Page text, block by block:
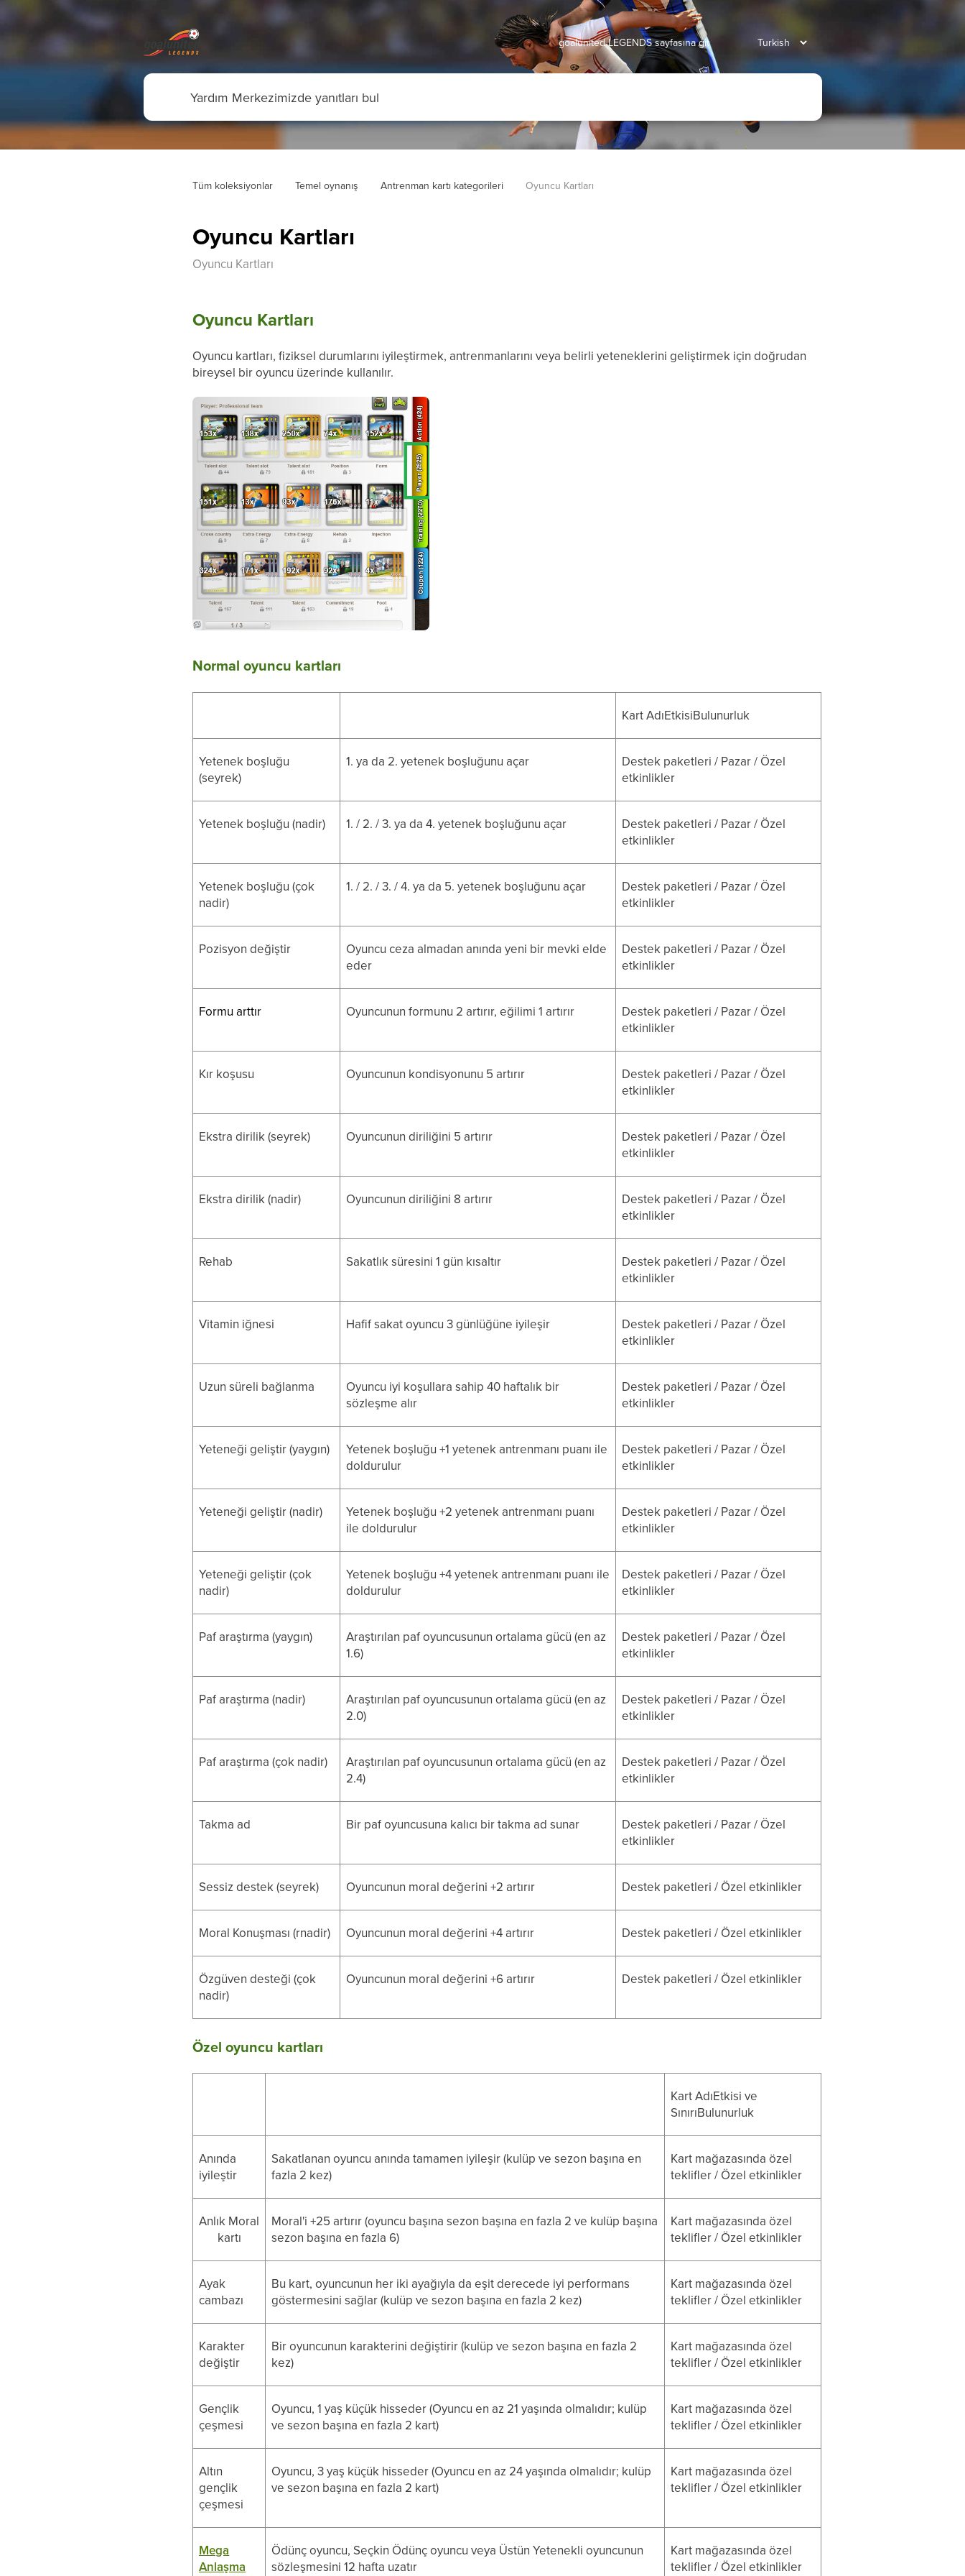
goalunited LEGENDS sayfasına git
Tüm koleksiyonlar Temel oynanış Antrenman kartı kategorileri Oyuncu Kartları
Oyuncu Kartları
Oyuncu Kartları
Oyuncu Kartları
Oyuncu kartları, fiziksel durumlarını iyileştirmek, antrenmanlarını veya belirli yeteneklerini geliştirmek için doğrudan
bireysel bir oyuncu üzerinde kullanılır.
Normal oyuncu kartları
Kart AdıEtkisiBulunurluk
Yetenek boşluğu
(seyrek)
1. ya da 2. yetenek boşluğunu açar
Destek paketleri / Pazar / Özel
etkinlikler
Yetenek boşluğu (nadir) 1. / 2. / 3. ya da 4. yetenek boşluğunu açar
Destek paketleri / Pazar / Özel
etkinlikler
Yetenek boşluğu (çok
nadir)
1. / 2. / 3. / 4. ya da 5. yetenek boşluğunu açar
Destek paketleri / Pazar / Özel
etkinlikler
Pozisyon değiştir
Oyuncu ceza almadan anında yeni bir mevki elde
eder
Destek paketleri / Pazar / Özel
etkinlikler
Formu arttır Oyuncunun formunu 2 artırır, eğilimi 1 artırır
Destek paketleri / Pazar / Özel
etkinlikler
Kır koşusu Oyuncunun kondisyonunu 5 artırır
Destek paketleri / Pazar / Özel
etkinlikler
Ekstra dirilik (seyrek) Oyuncunun diriliğini 5 artırır
Destek paketleri / Pazar / Özel
etkinlikler
Ekstra dirilik (nadir) Oyuncunun diriliğini 8 artırır
Destek paketleri / Pazar / Özel
etkinlikler
Rehab Sakatlık süresini 1 gün kısaltır
Destek paketleri / Pazar / Özel
etkinlikler
Vitamin iğnesi Hafif sakat oyuncu 3 günlüğüne iyileşir
Destek paketleri / Pazar / Özel
etkinlikler
Uzun süreli bağlanma
Oyuncu iyi koşullara sahip 40 haftalık bir
sözleşme alır
Destek paketleri / Pazar / Özel
etkinlikler
Yeteneği geliştir (yaygın)
Yetenek boşluğu +1 yetenek antrenmanı puanı ile
doldurulur
Destek paketleri / Pazar / Özel
etkinlikler
Yeteneği geliştir (nadir)
Yetenek boşluğu +2 yetenek antrenmanı puanı
ile doldurulur
Destek paketleri / Pazar / Özel
etkinlikler
Yeteneği geliştir (çok
nadir)
Yetenek boşluğu +4 yetenek antrenmanı puanı ile
doldurulur
Destek paketleri / Pazar / Özel
etkinlikler
Paf araştırma (yaygın)
Araştırılan paf oyuncusunun ortalama gücü (en az
1.6)
Destek paketleri / Pazar / Özel
etkinlikler
Paf araştırma (nadir)
Araştırılan paf oyuncusunun ortalama gücü (en az
2.0)
Destek paketleri / Pazar / Özel
etkinlikler
Paf araştırma (çok nadir)
Araştırılan paf oyuncusunun ortalama gücü (en az
2.4)
Destek paketleri / Pazar / Özel
etkinlikler
Takma ad Bir paf oyuncusuna kalıcı bir takma ad sunar
Destek paketleri / Pazar / Özel
etkinlikler
Sessiz destek (seyrek) Oyuncunun moral değerini +2 artırır Destek paketleri / Özel etkinlikler
Moral Konuşması (rnadir) Oyuncunun moral değerini +4 artırır Destek paketleri / Özel etkinlikler
Özgüven desteği (çok
nadir)
Oyuncunun moral değerini +6 artırır Destek paketleri / Özel etkinlikler
Özel oyuncu kartları
Kart AdıEtkisi ve
SınırıBulunurluk
Anında
iyileştir
Sakatlanan oyuncu anında tamamen iyileşir (kulüp ve sezon başına en
fazla 2 kez)
Kart mağazasında özel
teklifler / Özel etkinlikler
Anlık Moral
kartı
Moral'i +25 artırır (oyuncu başına sezon başına en fazla 2 ve kulüp başına
sezon başına en fazla 6)
Kart mağazasında özel
teklifler / Özel etkinlikler
Ayak
cambazı
Bu kart, oyuncunun her iki ayağıyla da eşit derecede iyi performans
göstermesini sağlar (kulüp ve sezon başına en fazla 2 kez)
Kart mağazasında özel
teklifler / Özel etkinlikler
Karakter
değiştir
Bir oyuncunun karakterini değiştirir (kulüp ve sezon başına en fazla 2
kez)
Kart mağazasında özel
teklifler / Özel etkinlikler
Gençlik
çeşmesi
Oyuncu, 1 yaş küçük hisseder (Oyuncu en az 21 yaşında olmalıdır; kulüp
ve sezon başına en fazla 2 kart)
Kart mağazasında özel
teklifler / Özel etkinlikler
Altın
gençlik
çeşmesi
Oyuncu, 3 yaş küçük hisseder (Oyuncu en az 24 yaşında olmalıdır; kulüp
ve sezon başına en fazla 2 kart)
Kart mağazasında özel
teklifler / Özel etkinlikler
Mega
Anlaşma
Ödünç oyuncu, Seçkin Ödünç oyuncu veya Üstün Yetenekli oyuncunun
sözleşmesini 12 hafta uzatır
Kart mağazasında özel
teklifler / Özel etkinlikler